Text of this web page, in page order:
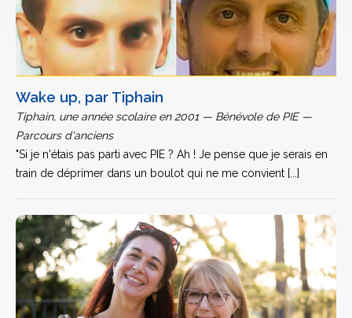
Wake up, par Tiphain
Tiphain, une année scolaire en 2001 — Bénévole de PIE —
Parcours d'anciens
"Si je n'étais pas parti avec PIE ? Ah ! Je pense que je serais en
train de déprimer dans un boulot qui ne me convient [...]